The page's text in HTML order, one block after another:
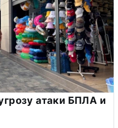
атаки БПЛА и